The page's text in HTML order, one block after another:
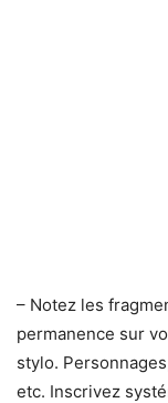
– Notez les
permanence sur
stylo.
etc. Inscrivez